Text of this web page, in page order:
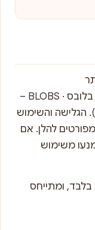
(להלן: "האתר") של בלובס · BLOBS –
הגלישה והשימוש
להלן. אם
משימוש
בלבד, ומתייחס